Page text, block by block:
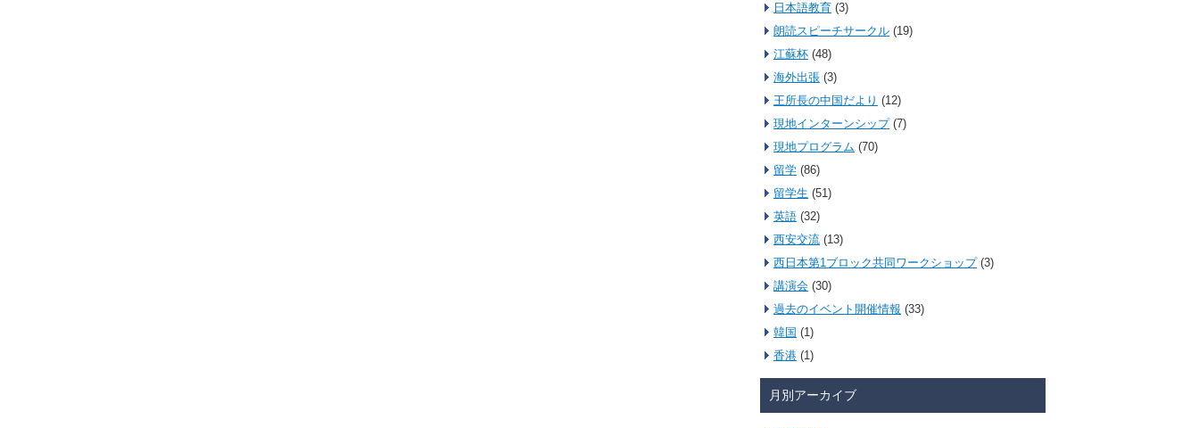
日本語教育 (3)
朗読スピーチサークル (19)
江蘇杯 (48)
海外出張 (3)
王所長の中国だより (12)
現地インターンシップ(7)
現地プログラム (70)
留学 (86)
留学生 (51)
英語 (32)
西安交流 (13)
西日本第1ブロック共同ワークショップ(3)
講演会 (30)
過去のイベント開催情報 (33)
韓国 (1)
香港 (1)
月別アーカイブ